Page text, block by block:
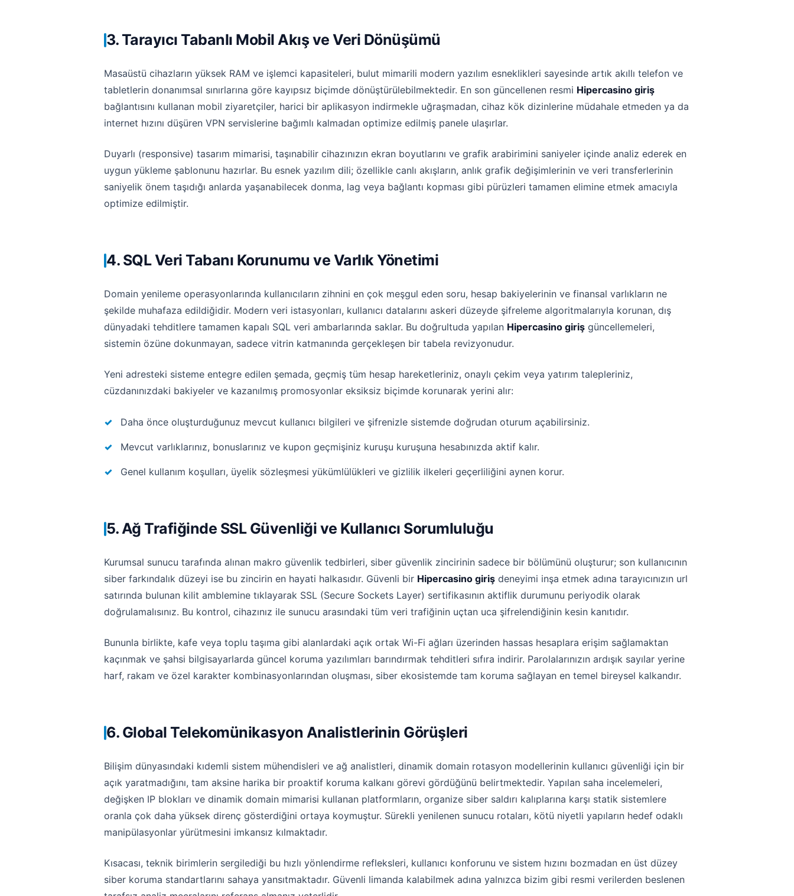
3. Tarayıcı Tabanlı Mobil Akış ve Veri Dönüşümü
Masaüstü cihazların yüksek RAM ve işlemci kapasiteleri, bulut mimarili modern yazılım esneklikleri sayesinde artık akıllı telefon ve
tabletlerin donanımsal sınırlarına göre kayıpsız biçimde dönüştürülebilmektedir. En son güncellenen resmi Hipercasino giriş
bağlantısını kullanan mobil ziyaretçiler, harici bir aplikasyon indirmekle uğraşmadan, cihaz kök dizinlerine müdahale etmeden ya da
internet hızını düşüren VPN servislerine bağımlı kalmadan optimize edilmiş panele ulaşırlar.
Duyarlı (responsive) tasarım mimarisi, taşınabilir cihazınızın ekran boyutlarını ve grafik arabirimini saniyeler içinde analiz ederek en
uygun yükleme şablonunu hazırlar. Bu esnek yazılım dili; özellikle canlı akışların, anlık grafik değişimlerinin ve veri transferlerinin
saniyelik önem taşıdığı anlarda yaşanabilecek donma, lag veya bağlantı kopması gibi pürüzleri tamamen elimine etmek amacıyla
optimize edilmiştir.
4. SQL Veri Tabanı Korunumu ve Varlık Yönetimi
Domain yenileme operasyonlarında kullanıcıların zihnini en çok meşgul eden soru, hesap bakiyelerinin ve finansal varlıkların ne
şekilde muhafaza edildiğidir. Modern veri istasyonları, kullanıcı datalarını askeri düzeyde şifreleme algoritmalarıyla korunan, dış
dünyadaki tehditlere tamamen kapalı SQL veri ambarlarında saklar. Bu doğrultuda yapılan Hipercasino giriş güncellemeleri,
sistemin özüne dokunmayan, sadece vitrin katmanında gerçekleşen bir tabela revizyonudur.
Yeni adresteki sisteme entegre edilen şemada, geçmiş tüm hesap hareketleriniz, onaylı çekim veya yatırım talepleriniz,
cüzdanınızdaki bakiyeler ve kazanılmış promosyonlar eksiksiz biçimde korunarak yerini alır:
Daha önce oluşturduğunuz mevcut kullanıcı bilgileri ve şifrenizle sistemde doğrudan oturum açabilirsiniz.
Mevcut varlıklarınız, bonuslarınız ve kupon geçmişiniz kuruşu kuruşuna hesabınızda aktif kalır.
Genel kullanım koşulları, üyelik sözleşmesi yükümlülükleri ve gizlilik ilkeleri geçerliliğini aynen korur.
5. Ağ Trafiğinde SSL Güvenliği ve Kullanıcı Sorumluluğu
Kurumsal sunucu tarafında alınan makro güvenlik tedbirleri, siber güvenlik zincirinin sadece bir bölümünü oluşturur; son kullanıcının
siber farkındalık düzeyi ise bu zincirin en hayati halkasıdır. Güvenli bir Hipercasino giriş deneyimi inşa etmek adına tarayıcınızın url
satırında bulunan kilit amblemine tıklayarak SSL (Secure Sockets Layer) sertifikasının aktiflik durumunu periyodik olarak
doğrulamalısınız. Bu kontrol, cihazınız ile sunucu arasındaki tüm veri trafiğinin uçtan uca şifrelendiğinin kesin kanıtıdır.
Bununla birlikte, kafe veya toplu taşıma gibi alanlardaki açık ortak Wi-Fi ağları üzerinden hassas hesaplara erişim sağlamaktan
kaçınmak ve şahsi bilgisayarlarda güncel koruma yazılımları barındırmak tehditleri sıfıra indirir. Parolalarınızın ardışık sayılar yerine
harf, rakam ve özel karakter kombinasyonlarından oluşması, siber ekosistemde tam koruma sağlayan en temel bireysel kalkandır.
6. Global Telekomünikasyon Analistlerinin Görüşleri
Bilişim dünyasındaki kıdemli sistem mühendisleri ve ağ analistleri, dinamik domain rotasyon modellerinin kullanıcı güvenliği için bir
açık yaratmadığını, tam aksine harika bir proaktif koruma kalkanı görevi gördüğünü belirtmektedir. Yapılan saha incelemeleri,
değişken IP blokları ve dinamik domain mimarisi kullanan platformların, organize siber saldırı kalıplarına karşı statik sistemlere
oranla çok daha yüksek direnç gösterdiğini ortaya koymuştur. Sürekli yenilenen sunucu rotaları, kötü niyetli yapıların hedef odaklı
manipülasyonlar yürütmesini imkansız kılmaktadır.
Kısacası, teknik birimlerin sergilediği bu hızlı yönlendirme refleksleri, kullanıcı konforunu ve sistem hızını bozmadan en üst düzey
siber koruma standartlarını sahaya yansıtmaktadır. Güvenli limanda kalabilmek adına yalnızca bizim gibi resmi verilerden beslenen